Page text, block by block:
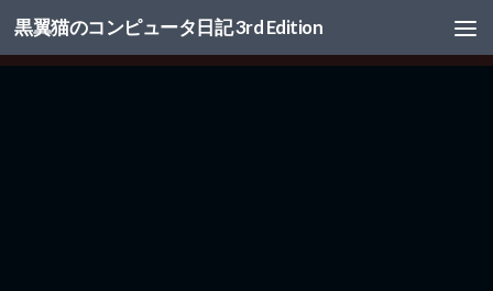
コンテンツへスキップ
黒翼猫のコンピュータ日記 3rd Edition